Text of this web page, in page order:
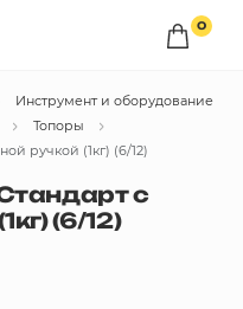
0
ценам.
Инструмент и оборудование
Топоры
ручкой (1кг) (6/12)
с
(6/12)